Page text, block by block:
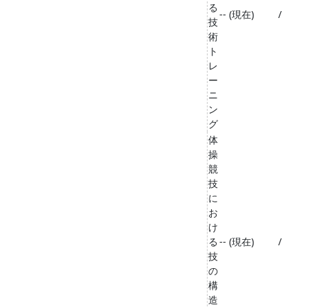
る
技
術
ト
レ
ー
ニ
ン
グ
-- (現在) /
体
操
競
技
に
お
け
る
技
の
構
造
-- (現在) /